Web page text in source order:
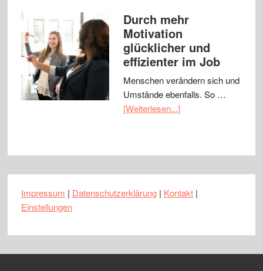
Durch mehr
Motivation
glücklicher und
effizienter im Job
Menschen verändern sich und
Umstände ebenfalls. So …
[Weiterlesen...]
Impressum | Datenschutzerklärung| Kontakt|
Einstellungen